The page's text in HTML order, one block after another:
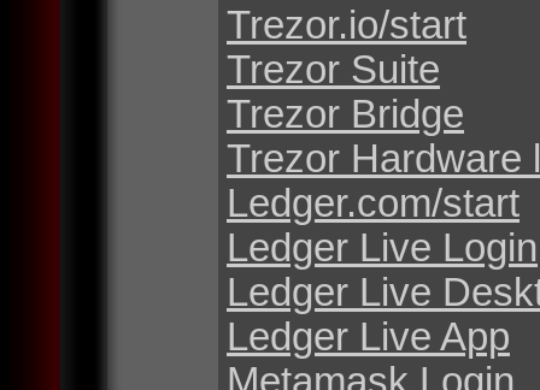
Trezor.io/start
Trezor Suite
Trezor Bridge
Trezor Hardware
Ledger.com/start
Ledger Live Login
Ledger Live
Ledger Live App
Metamask Login